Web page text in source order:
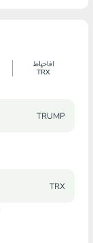
افاحتٍاظ
TRX
TRUMP
TRX